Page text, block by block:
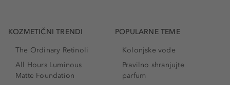
KOZMETIČNI TRENDI
The Ordinary Retinoli
All Hours Luminous
Matte Foundation
POPULARNE TEME
Kolonjske vode
Pravilno shranjujte
parfum